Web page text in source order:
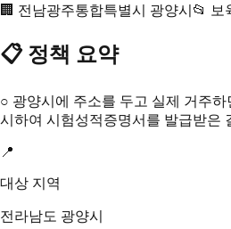
🏢 전남광주통합특별시 광양시 📂 보
📋 정책 요약
○ 광양시에 주소를 두고 실제 거주
시하여 시험성적증명서를 발급받은
📍
대상 지역
전라남도 광양시